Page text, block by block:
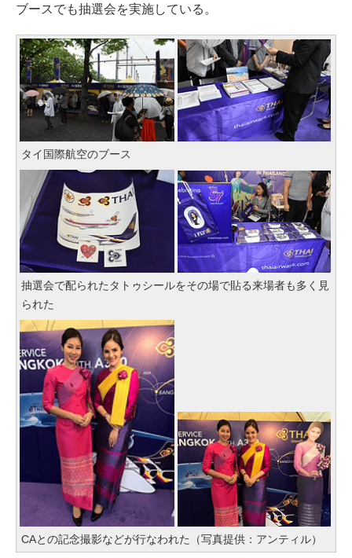
ブースでも抽選会を実施している。
タイ国際航空のブース
抽選会で配られたタトゥシールをその場で貼る来場者も多く見
られた
CAとの記念撮影などが行なわれた（写真提供：アンティル）